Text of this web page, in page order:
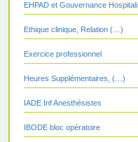
EHPAD et Gouvernance Hospitali
Ethique clinique, Relation (…)
Exercice professionnel
Heures Supplémentaires, (…)
IADE Inf Anesthésistes
IBODE bloc opératoire